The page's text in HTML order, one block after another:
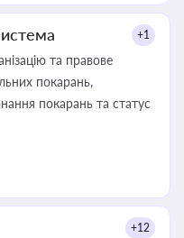
+1
та правове
покарань,
покарань та статус
+12